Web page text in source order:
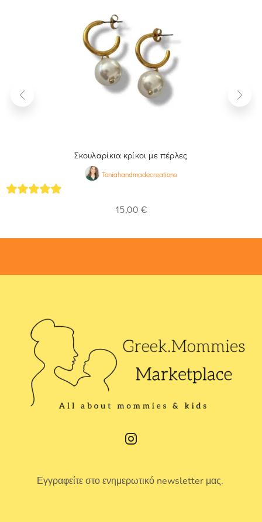
Σκουλαρίκια κρίκοι με πέρλες
Toniahandmadecreations
15,00 €
Εγγραφείτε στο ενημερωτικό newsletter μας.